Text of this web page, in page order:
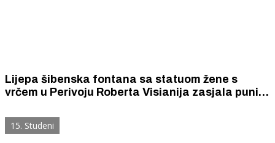
Lijepa šibenska fontana sa statuom žene s
vrčem u Perivoju Roberta Visianija zasjala punim
15. Studeni